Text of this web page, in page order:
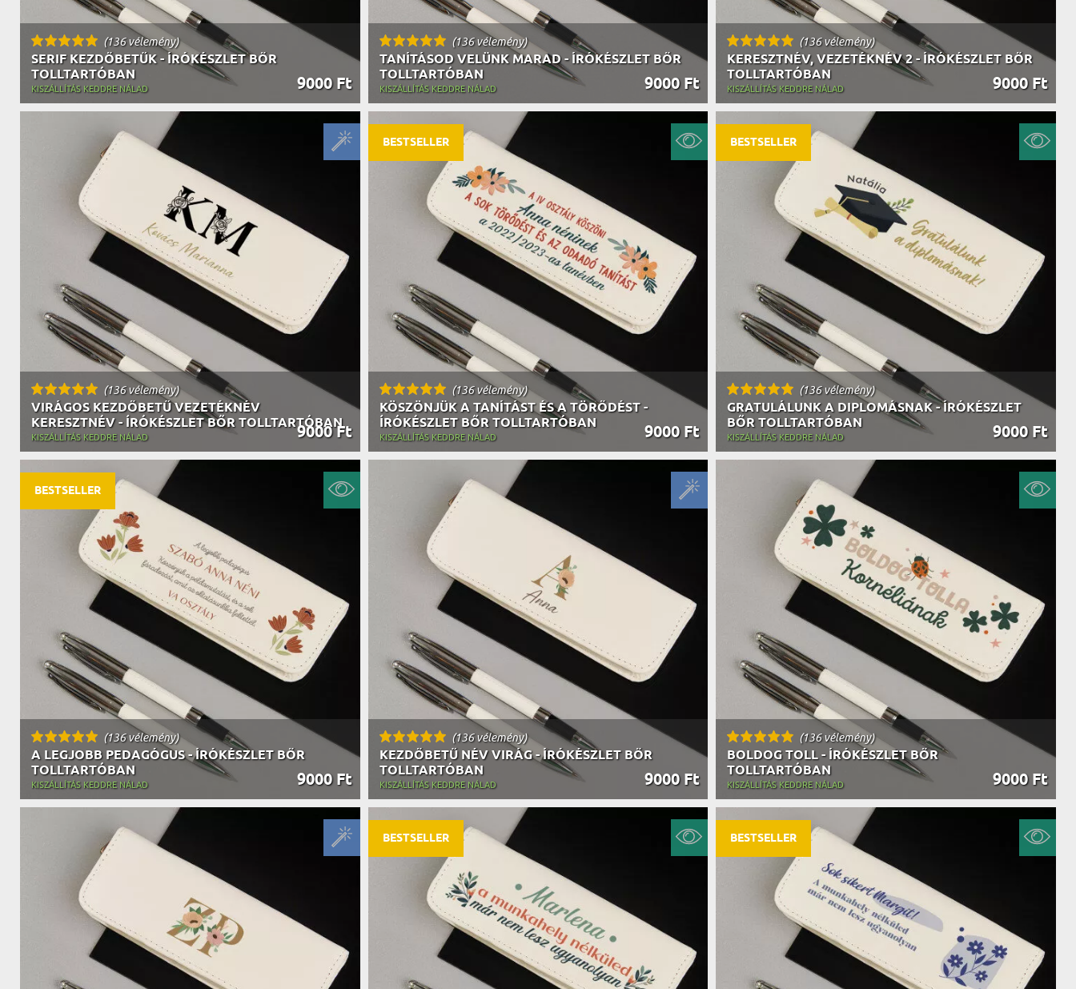
(136 vélemény)
SERIF KEZDŐBETŰK - ÍRÓKÉSZLET BŐR
TOLLTARTÓBAN
9000 Ft
KISZÁLLÍTÁS KEDDRE NÁLAD
(136 vélemény)
TANÍTÁSOD VELÜNK MARAD - ÍRÓKÉSZLET BŐR
TOLLTARTÓBAN
9000 Ft
KISZÁLLÍTÁS KEDDRE NÁLAD
(136 vélemény)
KÖSZÖNJÜK A TANÍTÁST ÉS A TÖRŐDÉST -
ÍRÓKÉSZLET BŐR TOLLTARTÓBAN
9000 Ft
KISZÁLLÍTÁS KEDDRE NÁLAD
BESTSELLER
(136 vélemény)
KERESZTNÉV, VEZETÉKNÉV 2 - ÍRÓKÉSZLET BŐR
TOLLTARTÓBAN
9000 Ft
KISZÁLLÍTÁS KEDDRE NÁLAD
(136 vélemény)
VIRÁGOS KEZDŐBETŰ VEZETÉKNÉV
KERESZTNÉV - ÍRÓKÉSZLET BŐR TOLLTARTÓBAN
9000 Ft
KISZÁLLÍTÁS KEDDRE NÁLAD
(136 vélemény)
GRATULÁLUNK A DIPLOMÁSNAK - ÍRÓKÉSZLET
BŐR TOLLTARTÓBAN
9000 Ft
KISZÁLLÍTÁS KEDDRE NÁLAD
BESTSELLER
(136 vélemény)
A LEGJOBB PEDAGÓGUS - ÍRÓKÉSZLET BŐR
TOLLTARTÓBAN
9000 Ft
KISZÁLLÍTÁS KEDDRE NÁLAD
BESTSELLER
(136 vélemény)
KEZDŐBETŰ NÉV VIRÁG - ÍRÓKÉSZLET BŐR
TOLLTARTÓBAN
9000 Ft
KISZÁLLÍTÁS KEDDRE NÁLAD
BESTSELLER
(136 vélemény)
BOLDOG TOLL - ÍRÓKÉSZLET BŐR
TOLLTARTÓBAN
9000 Ft
KISZÁLLÍTÁS KEDDRE NÁLAD
BESTSELLER